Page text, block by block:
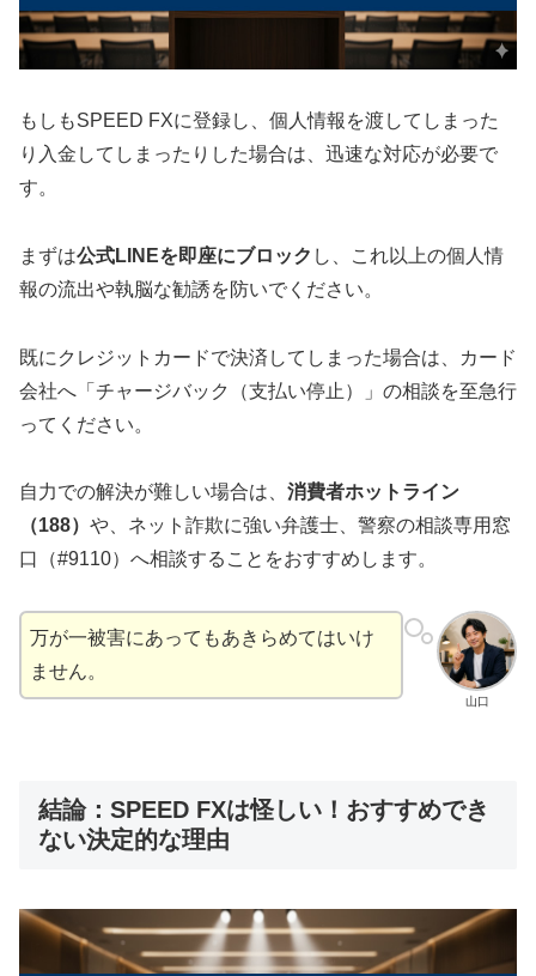
もしもSPEED FXに登録し、個人情報を渡してしまった
り入金してしまったりした場合は、迅速な対応が必要で
す。
まずは公式LINEを即座にブロック し、これ以上の個人情
報の流出や執脳な勧誘を防いでください。
既にクレジットカードで決済してしまった場合は、カード
会社へ「チャージバック（支払い停止）」の相談を至急行
ってください。
自力での解決が難しい場合は、 消費者ホットライン
（188） や、ネット詐欺に強い弁護士、警察の相談専用窓
口（#9110）へ相談することをおすすめします。
山口
万が一被害にあってもあきらめてはいけ
ません。
結論：SPEED FXは怪しい！おすすめでき
ない決定的な理由